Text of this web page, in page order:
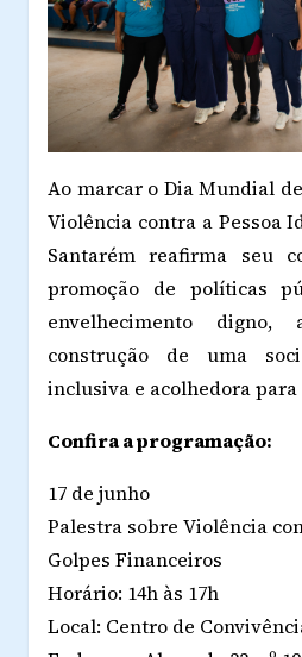
Ao marcar o Dia Mundial
Violência contra a Pessoa
Santarém reafirma seu
promoção de políticas
envelhecimento
construção de uma
inclusiva e acolhedora para
Confira a programação:
17 de junho
Palestra sobre Violência
Golpes Financeiros
Horário: 14h às 17h
Local: Centro de